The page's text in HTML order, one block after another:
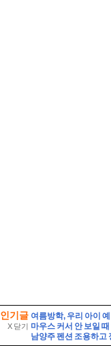
인기글
X 닫기